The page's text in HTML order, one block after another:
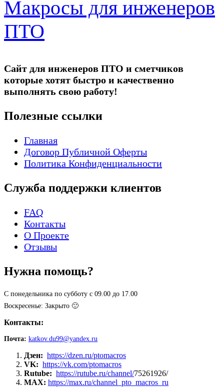
Макросы для инженеров
ПТО
Сайт для инженеров ПТО и сметчиков
которые хотят быстро и качественно
выполнять свою работу!
Полезные ссылки
Главная
Договор Публичной Оферты
Политика Конфиденциальности
Служба поддержки клиентов
FAQ
Контакты
О Проекте
Отзывы
Нужна помощь?
С понедельника по субботу с 09.00 до 17.00
Воскресенье: Закрыто 🙂
Контакты:
Почта: katkov.du99@yandex.ru
Дзен: https://dzen.ru/ptomacros
VK: https://vk.com/ptomacros
Rutube: https://rutube.ru/channel/75261926/
MAX: https://max.ru/channel_pto_macros_ru